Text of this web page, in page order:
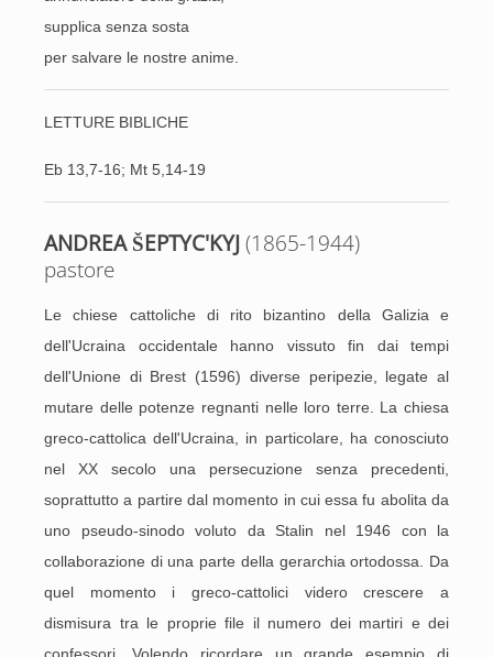
supplica senza sosta
per salvare le nostre anime.
LETTURE BIBLICHE
Eb 13,7-16; Mt 5,14-19
ANDREA ŠEPTYC'KYJ(1865-1944)
pastore
Le chiese cattoliche di rito bizantino della Galizia e
dell'Ucraina occidentale hanno vissuto fin dai tempi
dell'Unione di Brest (1596) diverse peripezie, legate al
mutare delle potenze regnanti nelle loro terre. La chiesa
greco-cattolica dell'Ucraina, in particolare, ha conosciuto
nel XX secolo una persecuzione senza precedenti,
soprattutto a partire dal momento in cui essa fu abolita da
uno pseudo-sinodo voluto da Stalin nel 1946 con la
collaborazione di una parte della gerarchia ortodossa. Da
quel momento i greco-cattolici videro crescere a
dismisura tra le proprie file il numero dei martiri e dei